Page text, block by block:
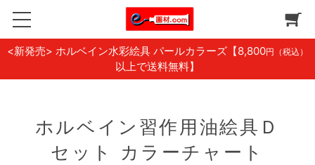
<新発売> ホルベイン水彩絵具 パールカラーズ 【8,800円（税込）
以上で送料無料】
ホルベイン習作用油絵具Ｄ
セット カラーチャート